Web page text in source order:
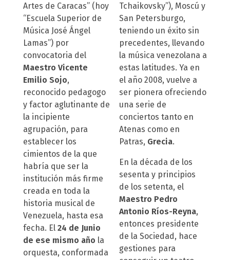
Artes de Caracas” (hoy
“Escuela Superior de
Música José Ángel
Lamas”) por
convocatoria del
Maestro Vicente
Emilio Sojo,
reconocido pedagogo
y factor aglutinante de
la incipiente
agrupación, para
establecer los
cimientos de la que
habría que ser la
institución más firme
creada en toda la
historia musical de
Venezuela, hasta esa
fecha. El 24 de Junio
de ese mismo año la
orquesta, conformada
Tchaikovsky”), Moscú y
San Petersburgo,
teniendo un éxito sin
precedentes, llevando
la música venezolana a
estas latitudes. Ya en
el año 2008, vuelve a
ser pionera ofreciendo
una serie de
conciertos tanto en
Atenas como en
Patras, Grecia.
En la década de los
sesenta y principios
de los setenta, el
Maestro Pedro
Antonio Ríos-Reyna,
entonces presidente
de la Sociedad, hace
gestiones para